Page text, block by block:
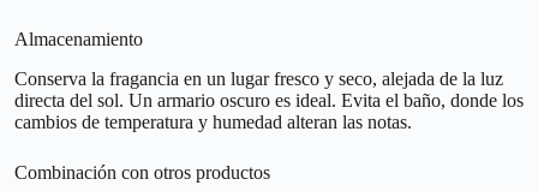
Almacenamiento
Conserva la fragancia en un lugar fresco y seco, alejada de la luz
directa del sol. Un armario oscuro es ideal. Evita el baño, donde los
cambios de temperatura y humedad alteran las notas.
Combinación con otros productos